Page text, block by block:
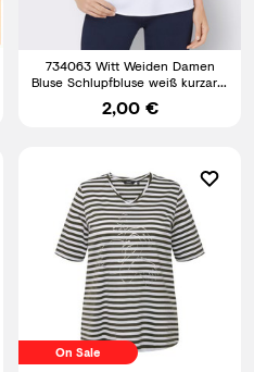
734063 Witt Weiden Damen
Bluse Schlupfbluse weiß kurzarm
2. Wahl NEU Gr. 38 - 56
2,00 €
On Sale